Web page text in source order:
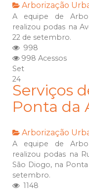
Arborização
A equipe de
realizou podas na
22 de setembro.
998
998 Acessos
Set
24
Serviços
Ponta da
Arborização
A equipe de
realizou podas na
São Diogo, na
setembro.
1148